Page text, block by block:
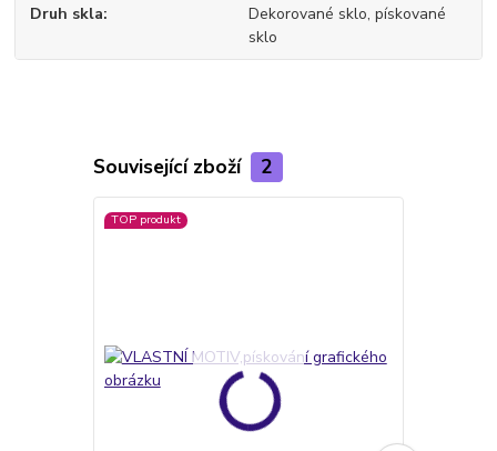
Druh skla
Dekorované sklo, pískované
sklo
Související zboží 2
TOP produkt